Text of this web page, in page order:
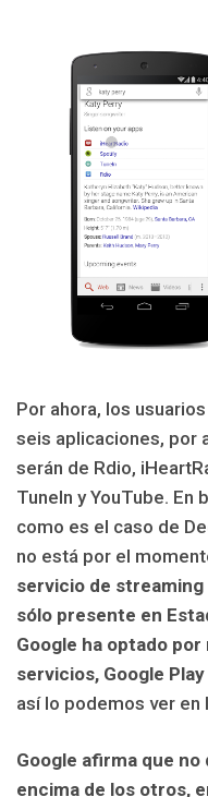
Por ahora, los
seis aplicaciones, por
serán de Rdio,
TuneIn y YouTube. En
como es el caso de
no está por el
servicio de streaming
sólo presente en
Google ha optado
servicios, Google
así lo podemos ver en
Google afirma que
encima de los otros,